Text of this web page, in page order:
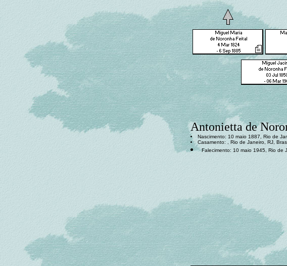
Antonietta de
Nascimento: 10 maio 1887, Rio de
Casamento: , Rio de Janeiro, RJ,
Falecimento: 10 maio 1945, Rio de